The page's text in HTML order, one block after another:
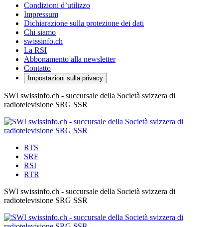
Condizioni d’utilizzo
Impressum
Dichiarazione sulla protezione dei dati
Chi siamo
swissinfo.ch
La RSI
Abbonamento alla newsletter
Contatto
Impostazioni sulla privacy
SWI swissinfo.ch - succursale della Società svizzera di
radiotelevisione SRG SSR
RTS
SRF
RSI
RTR
SWI swissinfo.ch - succursale della Società svizzera di
radiotelevisione SRG SSR